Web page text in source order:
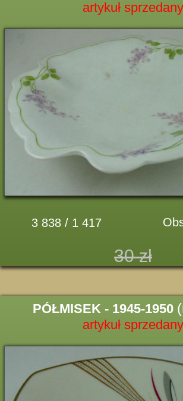
artykuł sprzedany
3 838 / 1 417
30 zł
PÓŁMISEK - 1945-1950
artykuł sprzedany